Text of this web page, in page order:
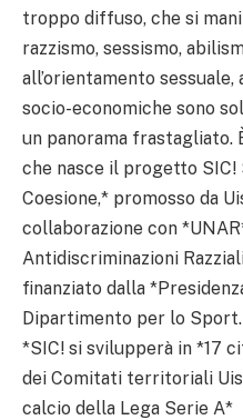
troppo diffuso, che si
razzismo, sessismo,
all’orientamento sessuale,
socio-economiche sono
un panorama frastagliato.
che nasce il progetto
Coesione,* promosso da
collaborazione con
Antidiscriminazioni
finanziato dalla
Dipartimento per lo Sport.
*SIC! si svilupperà in *17
dei Comitati territoriali
calcio della Lega Serie A*